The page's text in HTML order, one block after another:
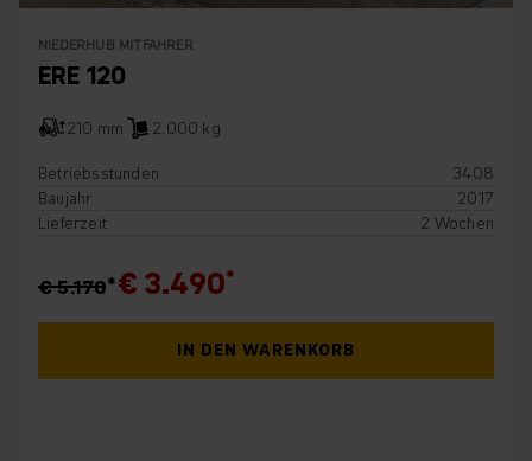
NIEDERHUB MITFAHRER
ERE 120
210 mm
2.000 kg
Betriebsstunden
3408
Baujahr
2017
Lieferzeit
2 Wochen
€ 5.170 € 3.490
IN DEN WARENKORB